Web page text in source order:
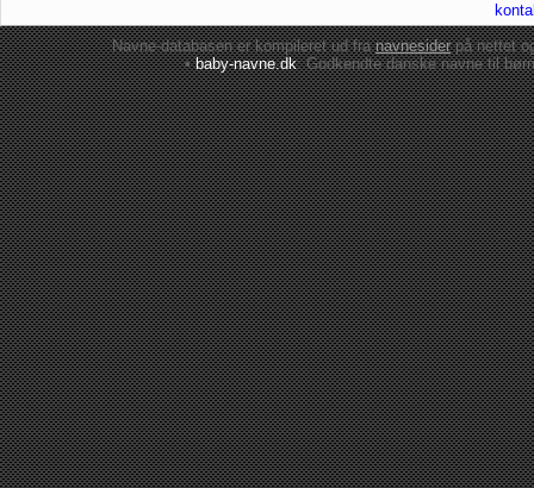
Navne-databasen er kompileret ud franavnesiderpå nettet
•baby-navne.dk: Godkendte danskenavne til børn